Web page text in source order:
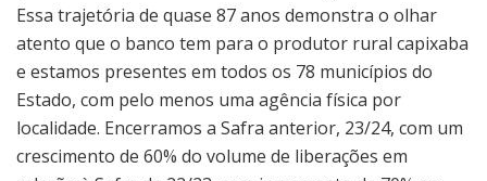
Essa trajetória de quase 87 anos demonstra o olhar
atento que o banco tem para o produtor rural capixaba
e estamos presentes em todos os 78 municípios do
Estado, com pelo menos uma agência física por
localidade. Encerramos a Safra anterior, 23/24, com um
crescimento de 60% do volume de liberações em